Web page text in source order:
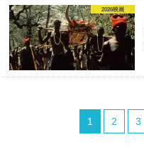
2026映画
1 2 3